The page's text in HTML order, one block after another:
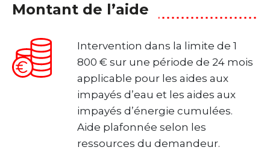
Montant de l’aide
Intervention dans la limite de 1
800 € sur une période de 24 mois
applicable pour les aides aux
impayés d’eau et les aides aux
impayés d’énergie cumulées.
Aide plafonnée selon les
ressources du demandeur.